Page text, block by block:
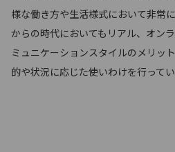
様な働き方や生活様式において非常
からの時代においてもリアル、オン
ミュニケーションスタイルのメリッ
的や状況に応じた使いわけを行って